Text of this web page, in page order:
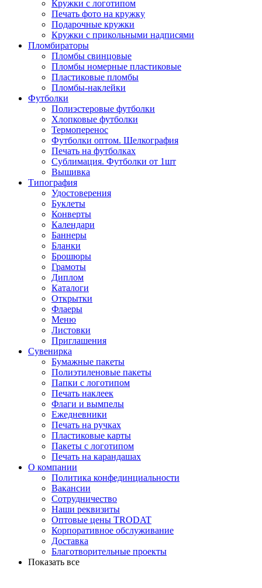
Кружки с логотипом
Печать фото на кружку
Подарочные кружки
Кружки с прикольными надписями
Пломбираторы
Пломбы свинцовые
Пломбы номерные пластиковые
Пластиковые пломбы
Пломбы-наклейки
Футболки
Полиэстеровые футболки
Хлопковые футболки
Термоперенос
Футболки оптом. Шелкография
Печать на футболках
Сублимация. Футболки от 1шт
Вышивка
Типография
Удостоверения
Буклеты
Конверты
Календари
Баннеры
Бланки
Брошюры
Грамоты
Диплом
Каталоги
Открытки
Флаеры
Меню
Листовки
Приглашения
Сувенирка
Бумажные пакеты
Полиэтиленовые пакеты
Папки с логотипом
Печать наклеек
Флаги и вымпелы
Ежедневники
Печать на ручках
Пластиковые карты
Пакеты с логотипом
Печать на карандашах
О компании
Политика конфединциальности
Вакансии
Сотрудничество
Наши реквизиты
Оптовые цены TRODAT
Корпоративное обслуживание
Доставка
Благотворительные проекты
Показать все